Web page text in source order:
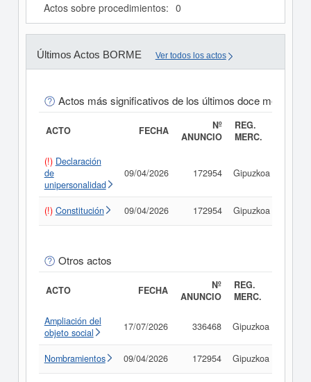
Actos sobre procedimientos: 0
Últimos Actos BORME Ver todos los actos
Actos más significativos de los últimos doce meses
ACTO FECHA
Nº
ANUNCIO
REG.
MERC.
(!) Declaración
de
unipersonalidad
09/04/2026 172954 Gipuzkoa
(!) Constitución 09/04/2026 172954 Gipuzkoa
Otros actos
ACTO FECHA
Nº
ANUNCIO
REG.
MERC.
Ampliación del
objeto social
17/07/2026 336468 Gipuzkoa
Nombramientos 09/04/2026 172954 Gipuzkoa